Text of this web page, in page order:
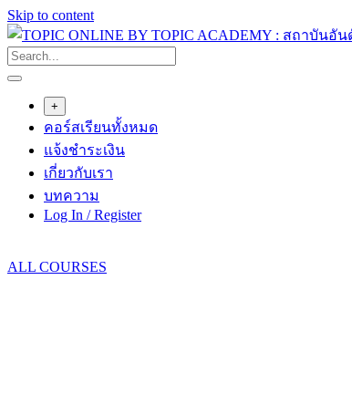
Skip to content
+
คอร์สเรียนทั้งหมด
แจ้งชำระเงิน
เกี่ยวกับเรา
บทความ
Log In / Register
ALL COURSES